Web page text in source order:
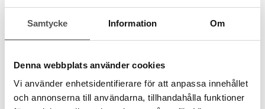
Samtycke Information Om
Denna webbplats använder cookies
Vi använder enhetsidentifierare för att anpassa innehållet
och annonserna till användarna, tillhandahålla funktioner